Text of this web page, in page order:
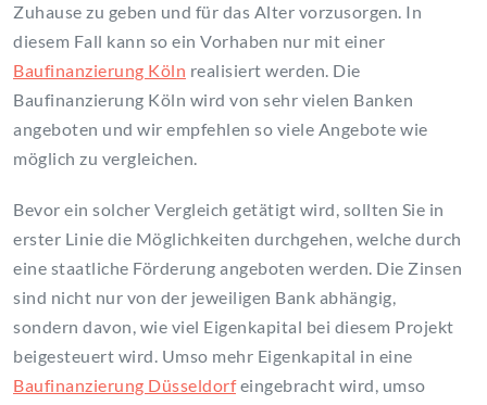
Zuhause zu geben und für das Alter vorzusorgen. In
diesem Fall kann so ein Vorhaben nur mit einer
Baufinanzierung Köln realisiert werden. Die
Baufinanzierung Köln wird von sehr vielen Banken
angeboten und wir empfehlen so viele Angebote wie
möglich zu vergleichen.
Bevor ein solcher Vergleich getätigt wird, sollten Sie in
erster Linie die Möglichkeiten durchgehen, welche durch
eine staatliche Förderung angeboten werden. Die Zinsen
sind nicht nur von der jeweiligen Bank abhängig,
sondern davon, wie viel Eigenkapital bei diesem Projekt
beigesteuert wird. Umso mehr Eigenkapital in eine
Baufinanzierung Düsseldorfeingebracht wird, umso